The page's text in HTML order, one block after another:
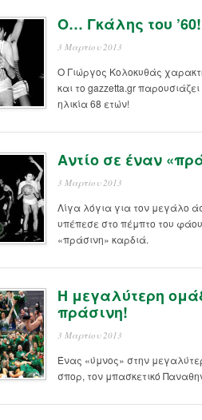
Ο… Γκάλης του ’60!
3 Μαρτίου 2013
Ο Γιώργος Κολοκυθάς
και το gazzetta.gr
ηλικία 68 ετών!
Αντίο σε έναν
3 Μαρτίου 2013
Λίγα λόγια για τον μεγάλο
υπέπεσε στο πέμπτο του
«πράσινη» καρδιά.
Η μεγαλύτερη
πράσινη!
3 Μαρτίου 2013
Ένας «ύμνος» στην
σπορ, τον μπασκετικό